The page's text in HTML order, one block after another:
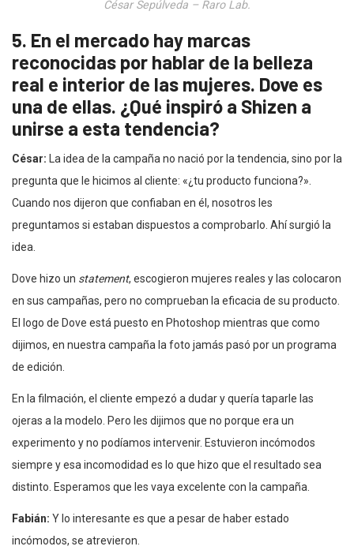
César Sepúlveda – Raro Lab.
5. En el mercado hay marcas
reconocidas por hablar de la belleza
real e interior de las mujeres. Dove es
una de ellas. ¿Qué inspiró a Shizen a
unirse a esta tendencia?
César:
La idea de la campaña no nació por la tendencia, sino por la
pregunta que le hicimos al cliente: «¿tu producto funciona?».
Cuando nos dijeron que confiaban en él, nosotros les
preguntamos si estaban dispuestos a comprobarlo. Ahí surgió la
idea.
Dove hizo un statement, escogieron mujeres reales y las colocaron
en sus campañas, pero no comprueban la eficacia de su producto.
El logo de Dove está puesto en Photoshop mientras que como
dijimos, en nuestra campaña la foto jamás pasó por un programa
de edición.
En la filmación, el cliente empezó a dudar y quería taparle las
ojeras a la modelo. Pero les dijimos que no porque era un
experimento y no podíamos intervenir. Estuvieron incómodos
siempre y esa incomodidad es lo que hizo que el resultado sea
distinto. Esperamos que les vaya excelente con la campaña.
Fabián: Y lo interesante es que a pesar de haber estado
incómodos, se atrevieron.